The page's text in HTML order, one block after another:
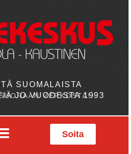
SUOMALAISTA
JO VUODESTA 1993
VERKOSTA!
Soita